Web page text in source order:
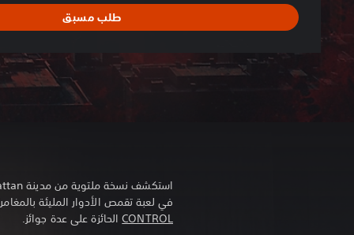
طلب مسبق
في لعبة تقمص الأدوار المليئة
CONTROLالحائزة على عدة جوائز.